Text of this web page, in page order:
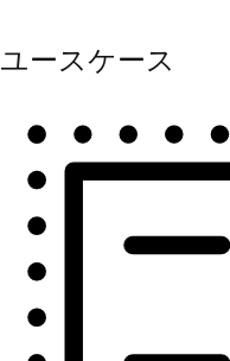
ユースケース